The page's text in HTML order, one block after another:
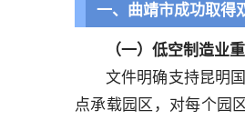
一、曲靖市成功取得
（一）低空制造业
文件明确支持昆明
点承载园区，对每个园